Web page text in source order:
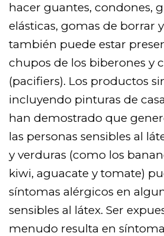
hacer guantes, condones,
elásticas, gomas de borrar
también puede estar
chupos de los biberones y
(pacifiers). Los productos
incluyendo pinturas de
han demostrado que
las personas sensibles al
y verduras (como los
kiwi, aguacate y tomate)
síntomas alérgicos en
sensibles al látex. Ser
menudo resulta en